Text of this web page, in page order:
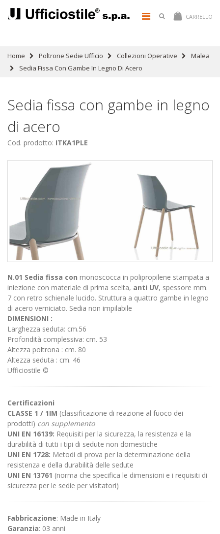
CARRELLO
Home Poltrone Sedie Ufficio Collezioni Operative
Malea
Sedia Fissa Con Gambe In Legno Di Acero
Sedia fissa con gambe in legno
di acero
Cod. prodotto: ITKA1PLE
N.01 Sedia fissa con monoscocca in polipropilene stampata a
iniezione con materiale di prima scelta, anti UV, spessore mm.
7 con retro schienale lucido. Struttura a quattro gambe in legno
di acero verniciato. Sedia non impilabile
DIMENSIONI :
Larghezza seduta: cm.56
Profondità complessiva: cm. 53
Altezza poltrona : cm. 80
Altezza seduta : cm. 46
Ufficiostile ©
Certificazioni
CLASSE 1 / 1IM (classificazione di reazione al fuoco dei
prodotti) con supplemento
UNI EN 16139: Requisiti per la sicurezza, la resistenza e la
durabilità di tutti i tipi di sedute non domestiche
UNI EN 1728: Metodi di prova per la determinazione della
resistenza e della durabilità delle sedute
UNI EN 13761 (norma che specifica le dimensioni e i requisiti di
sicurezza per le sedie per visitatori)
Fabbricazione: Made in Italy
Garanzia: 03 anni